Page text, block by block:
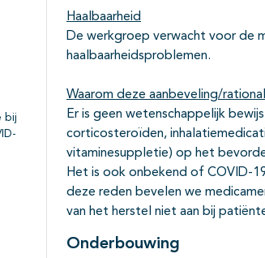
bij
Haalbaarheid
De werkgroep verwacht voor de
haalbaarheidsproblemen.
Waarom deze aanbeveling/
Er is geen wetenschappelijk
corticosteroïden,
vitaminesuppletie) op het
Het is ook onbekend of COVID-
deze reden bevelen we
van het herstel niet aan bij
Onderbouwing